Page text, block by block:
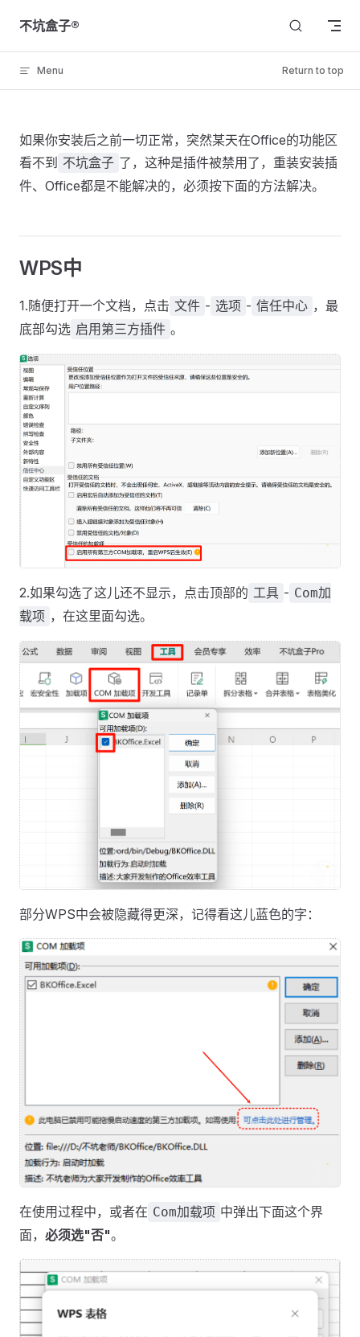
Skip to content
不坑盒子®
Menu Return to top
如果你安装后之前一切正常，突然某天在Office的功能区
看不到 不坑盒子 了，这种是插件被禁用了，重装安装插
件、Office都是不能解决的，必须按下面的方法解决。
WPS中
1.随便打开一个文档，点击 文件 - 选项 - 信任中心 ，最
底部勾选 启用第三方插件 。
2.如果勾选了这儿还不显示，点击顶部的 工具 - Com加
载项 ，在这里面勾选。
部分WPS中会被隐藏得更深，记得看这儿蓝色的字：
在使用过程中，或者在 Com加载项 中弹出下面这个界
面， 必须选"否"。